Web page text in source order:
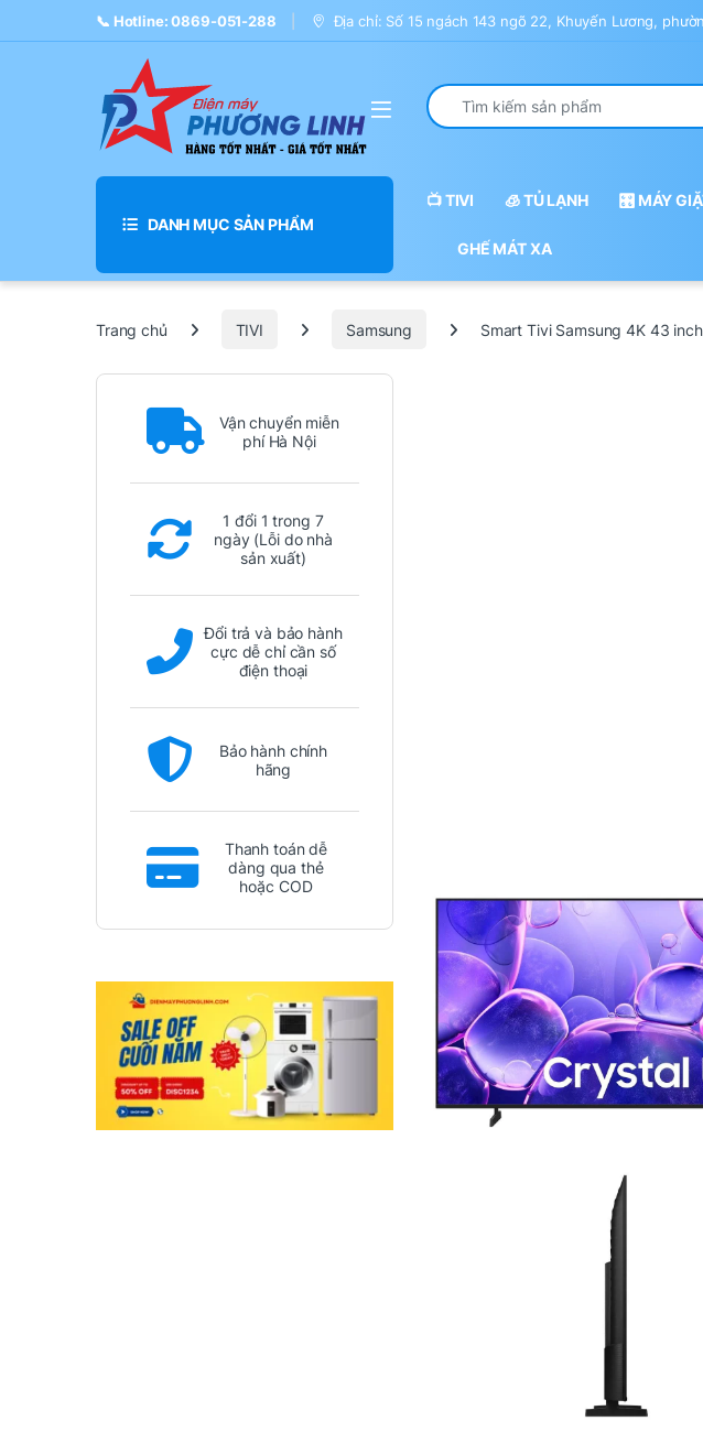
Skip to navigation
Skip to content📞 Hotline: 0869-051-288 Địa chỉ: Số 15 ngách 143 ngõ 22, Khuyến Lương,
Search for:
DANH MỤC SẢN PHẨM
📺 TIVI 🧊 TỦ LẠNH 🎛️ MÁY
GHẾ MÁT XA
Trang chủ TIVI Samsung Smart Tivi Samsung 4K 43
Vận chuyển miễn
phí Hà Nội
1 đổi 1 trong 7
ngày (Lỗi do nhà
sản xuất)
Đổi trả và bảo hành
cực dễ chỉ cần số
điện thoại
Bảo hành chính
hãng
Thanh toán dễ
dàng qua thẻ
hoặc COD